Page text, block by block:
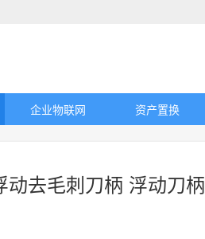
企业物联网 资产置换
动去毛刺刀柄 浮动刀柄